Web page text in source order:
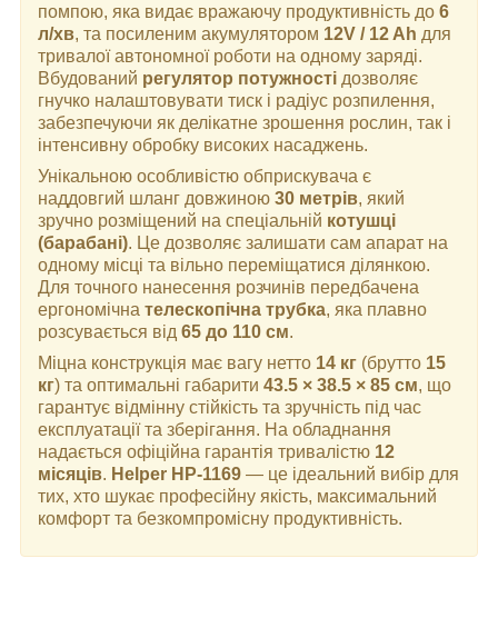
помпою, яка видає вражаючу продуктивність до 6
л/хв, та посиленим акумулятором 12V / 12 Ah для
тривалої автономної роботи на одному заряді.
Вбудований регулятор потужності дозволяє
гнучко налаштовувати тиск і радіус розпилення,
забезпечуючи як делікатне зрошення рослин, так і
інтенсивну обробку високих насаджень.
Унікальною особливістю обприскувача є
наддовгий шланг довжиною 30 метрів, який
зручно розміщений на спеціальній котушці
(барабані). Це дозволяє залишати сам апарат на
одному місці та вільно переміщатися ділянкою.
Для точного нанесення розчинів передбачена
ергономічна телескопічна трубка, яка плавно
розсувається від 65 до 110 см.
Міцна конструкція має вагу нетто 14 кг (брутто 15
кг) та оптимальні габарити 43.5 × 38.5 × 85 см, що
гарантує відмінну стійкість та зручність під час
експлуатації та зберігання. На обладнання
надається офіційна гарантія тривалістю 12
місяців. Helper HP-1169 — це ідеальний вибір для
тих, хто шукає професійну якість, максимальний
комфорт та безкомпромісну продуктивність.